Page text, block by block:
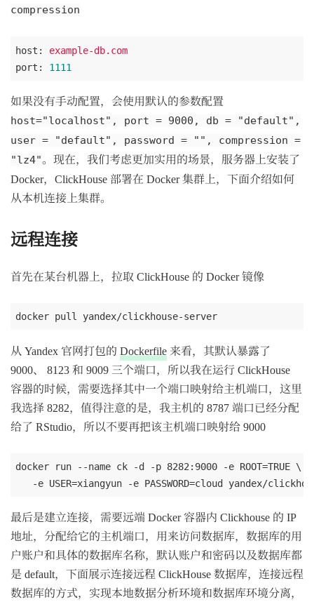
compression
host:
example-db.com
port:
1111
如果没有手动配置，会使用默认的参数配置
host="localhost", port = 9000, db = "default",
user = "default", password = "", compression =
"lz4"。现在，我们考虑更加实用的场景，服务器上安装了
Docker，ClickHouse 部署在 Docker 集群上，下面介绍如何
从本机连接上集群。
远程连接
首先在某台机器上，拉取 ClickHouse 的 Docker 镜像
从 Yandex 官网打包的 Dockerfile 来看，其默认暴露了
9000、 8123 和 9009 三个端口，所以我在运行 ClickHouse
容器的时候，需要选择其中一个端口映射给主机端口，这里
我选择 8282，值得注意的是，我主机的 8787 端口已经分配
给了 RStudio，所以不要再把该主机端口映射给 9000
docker run --name ck -d -p 8282:9000 -e ROOT=TRUE \
最后是建立连接，需要远端 Docker 容器内 Clickhouse 的 IP
地址，分配给它的主机端口，用来访问数据库，数据库的用
户账户和具体的数据库名称，默认账户和密码以及数据库都
是 default，下面展示连接远程 ClickHouse 数据库，连接远程
数据库的方式，实现本地数据分析环境和数据库环境分离，